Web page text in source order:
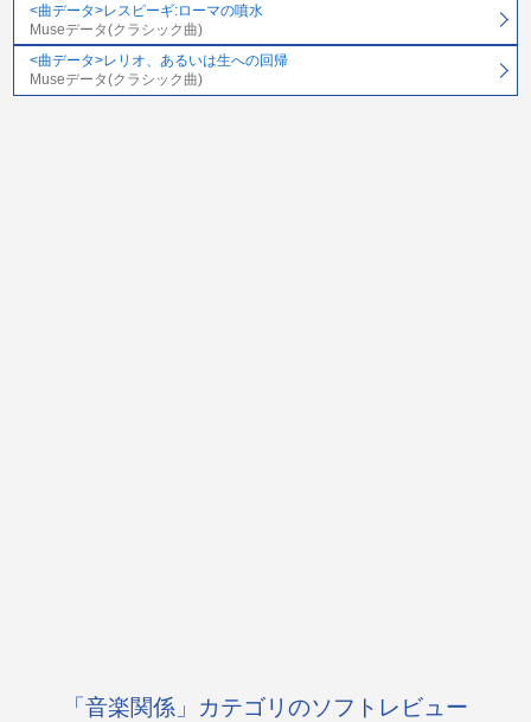
<曲データ>レスピーギ:ローマの噴水
Museデータ(クラシック曲)
<曲データ>レリオ、あるいは生への回帰
Museデータ(クラシック曲)
「音楽関係」カテゴリのソフトレビュー